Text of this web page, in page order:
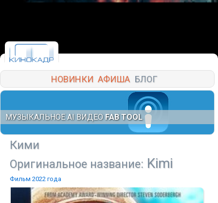
НОВИНКИ АФИША БЛОГ
МУЗЫКАЛЬНОЕ AI ВИДЕО FAB TOOL
Кими
Оригинальное название: Kimi
Фильм 2022 года